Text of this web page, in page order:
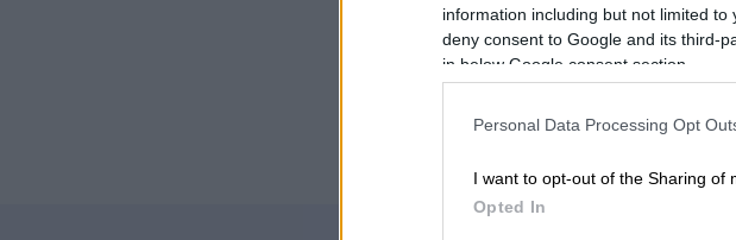
information including but not limited
deny consent to Google and its third-
in below Google consent section.
Personal Data Processing Opt
I want to opt-out of the Sharing of
Opted In